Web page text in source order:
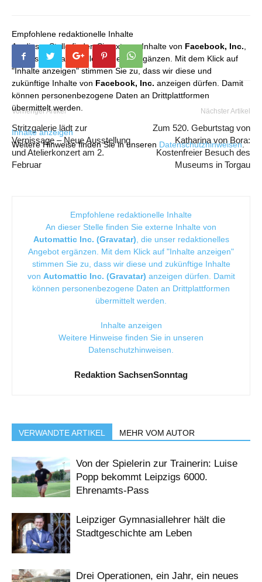
Empfohlene redaktionelle Inhalte
An dieser Stelle finden Sie externe Inhalte von Facebook, Inc.
die unser redaktionelles Angebot ergänzen. Mit dem Klick auf
"Inhalte anzeigen" stimmen Sie zu, dass wir diese und
zukünftige Inhalte von Facebook, Inc. anzeigen dürfen. Damit
können personenbezogene Daten an Drittplattformen
übermittelt werden.
Inhalte anzeigen
Weitere Hinweise finden Sie in unseren Datenschutzhinweisen.
Vorheriger Artikel
Stritzgalerie lädt zur
Vernissage – Neue Ausstellung
und Atelierkonzert am 2.
Februar
Nächster Artikel
Zum 520. Geburtstag von
Katharina von Bora:
Kostenfreier Besuch des
Museums in Torgau
Empfohlene redaktionelle Inhalte
An dieser Stelle finden Sie externe Inhalte von
Automattic Inc. (Gravatar) , die unser redaktionelles
Angebot ergänzen. Mit dem Klick auf "Inhalte anzeigen"
stimmen Sie zu, dass wir diese und zukünftige Inhalte
von Automattic Inc. (Gravatar) anzeigen dürfen. Damit
können personenbezogene Daten an Drittplattformen
übermittelt werden.
Inhalte anzeigen
Weitere Hinweise finden Sie in unseren
Datenschutzhinweisen
Redaktion SachsenSonntag
VERWANDTE ARTIKEL MEHR VOM AUTOR
Von der Spielerin zur Trainerin: Luise
Popp bekommt Leipzigs 6000.
Ehrenamts-Pass
Leipziger Gymnasiallehrer hält die
Stadtgeschichte am Leben
Drei Operationen, ein Jahr, ein neues